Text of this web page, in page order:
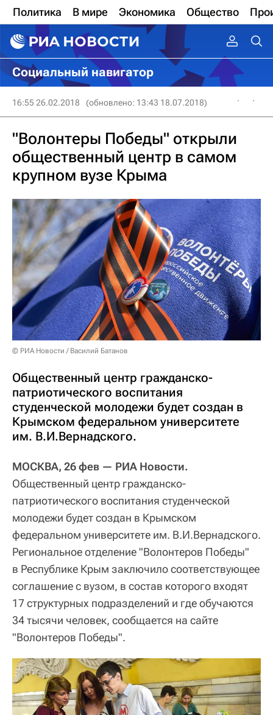
Политика В мире Экономика Общество
Социальный навигатор
16:55 26.02.2018 (обновлено: 13:43 18.07.2018)
"Волонтеры Победы" открыли
общественный центр в самом
крупном вузе Крыма
© РИА Новости / Василий Батанов
Общественный центр гражданско-
патриотического воспитания
студенческой молодежи будет создан в
Крымском федеральном университете
им. В.И.Вернадского.
МОСКВА, 26 фев — РИА Новости.
Общественный центр гражданско-
патриотического воспитания студенческой
молодежи будет создан в Крымском
федеральном университете им. В.И.Вернадского.
Региональное отделение "Волонтеров Победы"
в Республике Крым заключило соответствующее
соглашение с вузом, в состав которого входят
17 структурных подразделений и где обучаются
34 тысячи человек, сообщается на сайте
"Волонтеров Победы".